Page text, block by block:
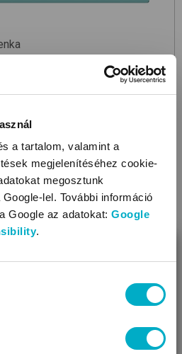
a tartalom, valamint a
megjelenítéséhez cookie-
megosztunk
lel. További információ
Google az adatokat: Google
.
jársz nálunk először!